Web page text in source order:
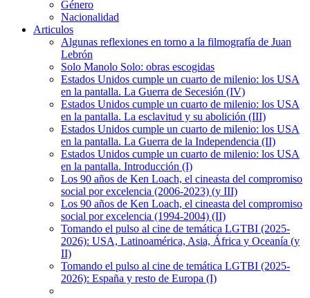
Género
Nacionalidad
Articulos
Algunas reflexiones en torno a la filmografía de Juan
Lebrón
Solo Manolo Solo: obras escogidas
Estados Unidos cumple un cuarto de milenio: los USA
en la pantalla. La Guerra de Secesión (IV)
Estados Unidos cumple un cuarto de milenio: los USA
en la pantalla. La esclavitud y su abolición (III)
Estados Unidos cumple un cuarto de milenio: los USA
en la pantalla. La Guerra de la Independencia (II)
Estados Unidos cumple un cuarto de milenio: los USA
en la pantalla. Introducción (I)
Los 90 años de Ken Loach, el cineasta del compromiso
social por excelencia (2006-2023) (y III)
Los 90 años de Ken Loach, el cineasta del compromiso
social por excelencia (1994-2004) (II)
Tomando el pulso al cine de temática LGTBI (2025-
2026): USA, Latinoamérica, Asia, África y Oceanía (y
II)
Tomando el pulso al cine de temática LGTBI (2025-
2026): España y resto de Europa (I)